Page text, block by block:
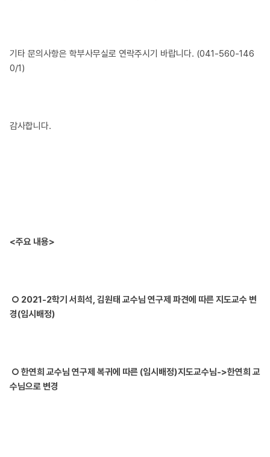
기타 문의사항은 학부사무실로 연락주시기 바랍니다. (041-560-146
0/1)
감사합니다.
<주요 내용>
○ 2021-2학기 서희석, 김원태 교수님 연구제 파견에 따른 지도교수 변
경(임시배정)
○ 한연희 교수님 연구제 복귀에 따른 (임시배정)지도교수님->한연희 교
수님으로 변경